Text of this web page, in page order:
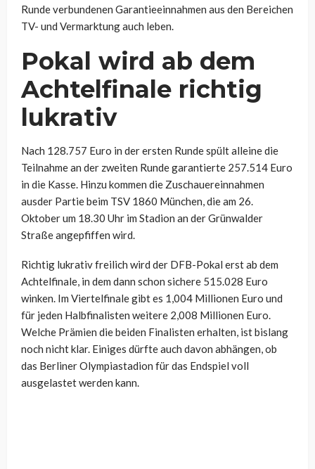
Runde verbundenen Garantieeinnahmen aus den Bereichen
TV- und Vermarktung auch leben.
Pokal wird ab dem
Achtelfinale richtig
lukrativ
Nach 128.757 Euro in der ersten Runde spült alleine die
Teilnahme an der zweiten Runde garantierte 257.514 Euro
in die Kasse. Hinzu kommen die Zuschauereinnahmen
ausder Partie beim TSV 1860 München, die am 26.
Oktober um 18.30 Uhr im Stadion an der Grünwalder
Straße angepfiffen wird.
Richtig lukrativ freilich wird der DFB-Pokal erst ab dem
Achtelfinale, in dem dann schon sichere 515.028 Euro
winken. Im Viertelfinale gibt es 1,004 Millionen Euro und
für jeden Halbfinalisten weitere 2,008 Millionen Euro.
Welche Prämien die beiden Finalisten erhalten, ist bislang
noch nicht klar. Einiges dürfte auch davon abhängen, ob
das Berliner Olympiastadion für das Endspiel voll
ausgelastet werden kann.